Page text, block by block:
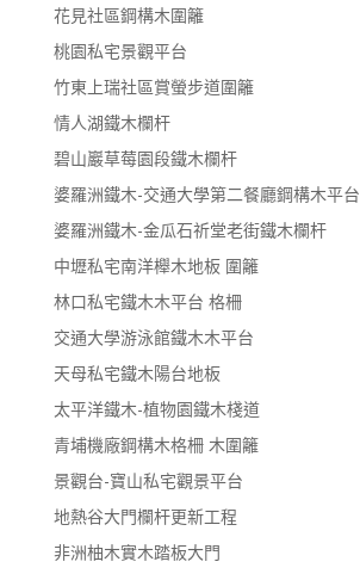
花見社區鋼構木圍籬
桃園私宅景觀平台
竹東上瑞社區賞螢步道圍籬
情人湖鐵木欄杆
碧山巖草莓園段鐵木欄杆
婆羅洲鐵木-交通大學第二餐廳鋼構木平台
婆羅洲鐵木-金瓜石祈堂老街鐵木欄杆
中壢私宅南洋櫸木地板 圍籬
林口私宅鐵木木平台 格柵
交通大學游泳館鐵木木平台
天母私宅鐵木陽台地板
太平洋鐵木-植物園鐵木棧道
青埔機廠鋼構木格柵 木圍籬
景觀台-寶山私宅觀景平台
地熱谷大門欄杆更新工程
非洲柚木實木踏板大門